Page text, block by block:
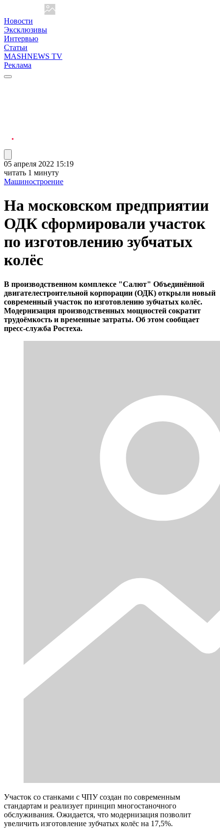
Новости
Эксклюзивы
Интервью
Статьи
MASHNEWS TV
Реклама
05 апреля 2022 15:19
читать 1 минуту
Машиностроение
На московском предприятии
ОДК сформировали участок
по изготовлению зубчатых
колёс
В производственном комплексе "Салют" Объединённой
двигателестроительной корпорации (ОДК) открыли новый
современный участок по изготовлению зубчатых колёс.
Модернизация производственных мощностей сократит
трудоёмкость и временные затраты. Об этом сообщает
пресс-служба Ростеха.
Участок со станками с ЧПУ создан по современным
стандартам и реализует принцип многостаночного
обслуживания. Ожидается, что модернизация позволит
увеличить изготовление зубчатых колёс на 17,5%.